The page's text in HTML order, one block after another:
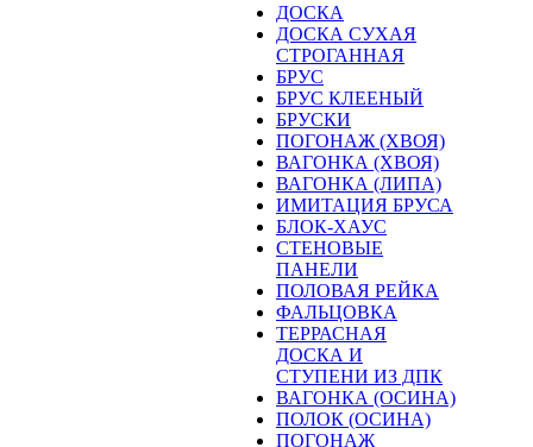
ДОСКА
ДОСКА СУХАЯ
СТРОГАННАЯ
БРУС
БРУС КЛЕЕНЫЙ
БРУСКИ
ПОГОНАЖ (ХВОЯ)
ВАГОНКА (ХВОЯ)
ВАГОНКА (ЛИПА)
ИМИТАЦИЯ БРУСА
БЛОК-ХАУС
СТЕНОВЫЕ
ПАНЕЛИ
ПОЛОВАЯ РЕЙКА
ФАЛЬЦОВКА
ТЕРРАСНАЯ
ДОСКА И
СТУПЕНИ ИЗ ДПК
ВАГОНКА (ОСИНА)
ПОЛОК (ОСИНА)
ПОГОНАЖ